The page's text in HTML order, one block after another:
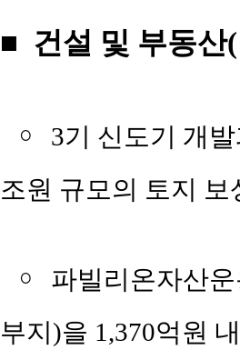
■ 건설 및 부동산
￮
3기 신도기 개
조원 규모의 토지 보
￮
파빌리온자산
부지)을 1,370억원